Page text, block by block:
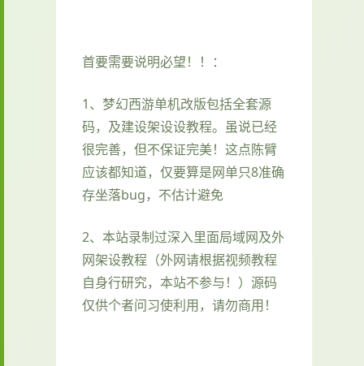
首要需要说明必望！！：
1、 梦幻西游单机改版包括全套源
码，及建设架设设教程。虽说已经
很完善，但不保证完美！这点陈臂
应该都知道，仅要算是网单只8准确
存坐落bug，不估计避免
2、本站录制过深入里面局域网及外
网架设教程（外网请根据视频教程
自身行研究，本站不参与！）源码
仅供个者问习使利用，请勿商用！